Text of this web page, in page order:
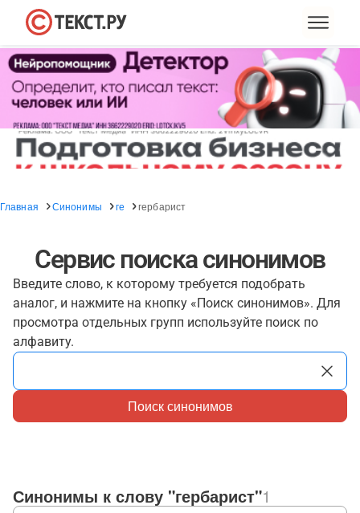
Главная Синонимы ге гербарист
Сервис поиска синонимов
Введите слово, к которому требуется подобрать
аналог, и нажмите на кнопку «Поиск синонимов». Для
просмотра отдельных групп используйте поиск по
алфавиту.
Поиск синонимов
Синонимы к слову "гербарист"1